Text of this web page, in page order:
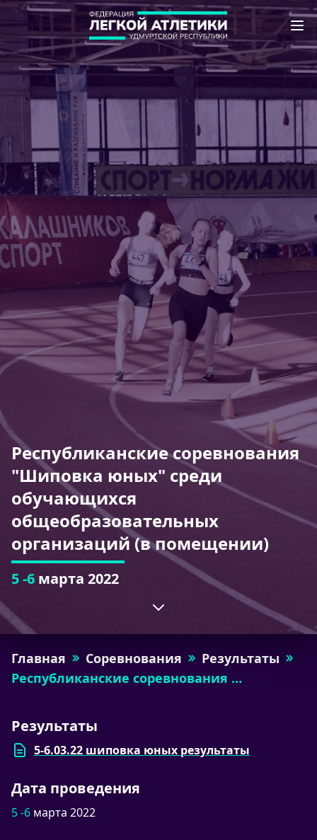
Республиканские соревнования
"Шиповка юных" среди
обучающихся
общеобразовательных
организаций (в помещении)
5 -6 марта 2022
Главная Соревнования
Результаты
Республиканские соревнования …
Результаты
5-6.03.22 шиповка юных результаты
Дата проведения
5 -6 марта 2022